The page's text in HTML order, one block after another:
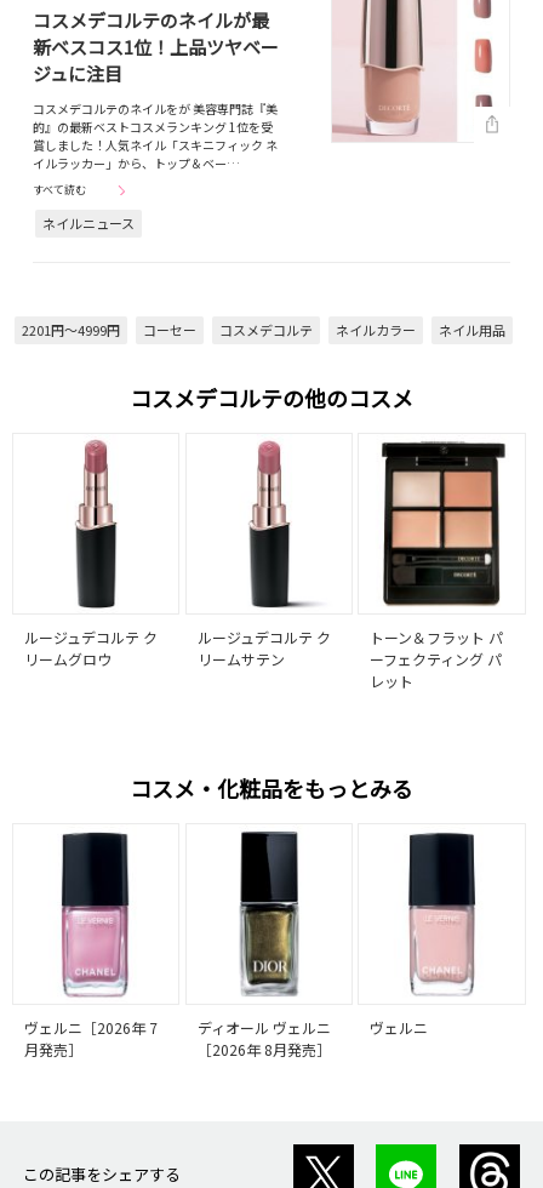
コスメデコルテのネイルが最
新ベスコス1位！上品ツヤベー
ジュに注目
コスメデコルテのネイルをが 美容専門誌『美
的』の最新ベストコスメランキング 1位を受
賞しました！人気ネイル「スキニフィック ネ
イルラッカー」から、トップ＆ベー…
すべて読む
ネイルニュース
2201円～4999円 コーセー コスメデコルテ ネイルカラー ネイル用品
コスメデコルテの他のコスメ
ルージュデコルテ ク
リームグロウ
ルージュデコルテ ク
リームサテン
トーン＆フラット パ
ーフェクティング パ
レット
コスメ・化粧品をもっとみる
ヴェルニ［2026年 7
月発売］
ディオール ヴェルニ
［2026年 8月発売］
ヴェルニ
この記事をシェアする